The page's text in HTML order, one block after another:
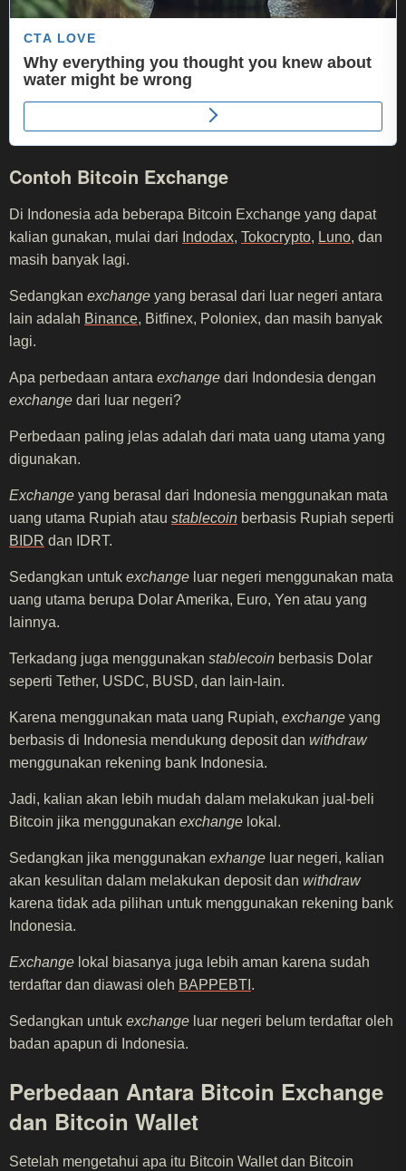
Contoh Bitcoin Exchange
Di Indonesia ada beberapa Bitcoin Exchange yang dapat
kalian gunakan, mulai dari Indodax, Tokocrypto, Luno, dan
masih banyak lagi.
Sedangkan exchange yang berasal dari luar negeri antara
lain adalah Binance, Bitfinex, Poloniex, dan masih banyak
lagi.
Apa perbedaan antara exchange dari Indondesia dengan
exchange dari luar negeri?
Perbedaan paling jelas adalah dari mata uang utama yang
digunakan.
Exchange yang berasal dari Indonesia menggunakan mata
uang utama Rupiah atau stablecoin berbasis Rupiah seperti
BIDR dan IDRT.
Sedangkan untuk exchange luar negeri menggunakan mata
uang utama berupa Dolar Amerika, Euro, Yen atau yang
lainnya.
Terkadang juga menggunakan stablecoin berbasis Dolar
seperti Tether, USDC, BUSD, dan lain-lain.
Karena menggunakan mata uang Rupiah, exchange yang
berbasis di Indonesia mendukung deposit dan withdraw
menggunakan rekening bank Indonesia.
Jadi, kalian akan lebih mudah dalam melakukan jual-beli
Bitcoin jika menggunakan exchange lokal.
Sedangkan jika menggunakan exhange luar negeri, kalian
akan kesulitan dalam melakukan deposit dan withdraw
karena tidak ada pilihan untuk menggunakan rekening bank
Indonesia.
Exchange lokal biasanya juga lebih aman karena sudah
terdaftar dan diawasi oleh BAPPEBTI .
Sedangkan untuk exchange luar negeri belum terdaftar oleh
badan apapun di Indonesia.
Perbedaan Antara Bitcoin Exchange
dan Bitcoin Wallet
Setelah mengetahui apa itu Bitcoin Wallet dan Bitcoin